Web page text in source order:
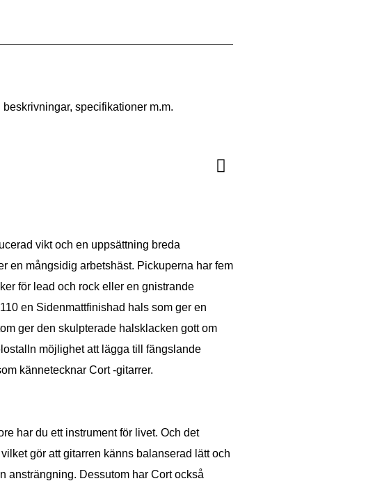
specifikationer m.m.
vikt och en uppsättning breda
en mångsidig arbetshäst. Pickuperna har fem
för lead och rock eller en gnistrande
en Sidenmattfinishad hals som ger en
ger den skulpterade halsklacken gott om
möjlighet att lägga till fängslande
kännetecknar Cort -gitarrer.
har du ett instrument för livet. Och det
gör att gitarren känns balanserad lätt och
ansträngning. Dessutom har Cort också